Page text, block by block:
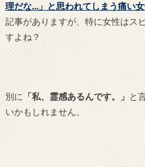
理だな…」と思われてしまう痛い女
記事がありますが、特に女性はス
すよね？
別に 「私、霊感あるんです。」 と
いかもしれません。